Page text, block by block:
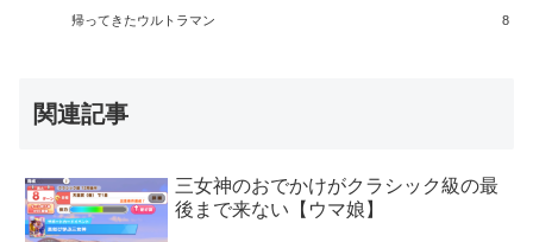
帰ってきたウルトラマン 8
関連記事
三女神のおでかけがクラシック級の最
後まで来ない【ウマ娘】